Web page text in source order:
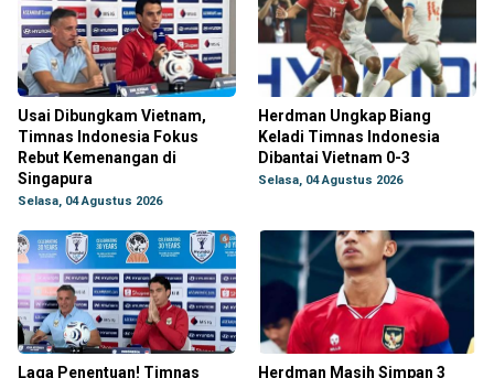
Usai Dibungkam Vietnam,
Timnas Indonesia Fokus
Rebut Kemenangan di
Singapura
Selasa, 04 Agustus 2026
Herdman Ungkap Biang
Keladi Timnas Indonesia
Dibantai Vietnam 0-3
Selasa, 04 Agustus 2026
Laga Penentuan! Timnas Herdman Masih Simpan 3